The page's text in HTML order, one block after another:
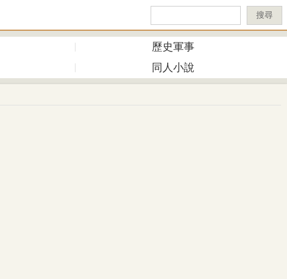
搜尋
歷史軍事
同人小說